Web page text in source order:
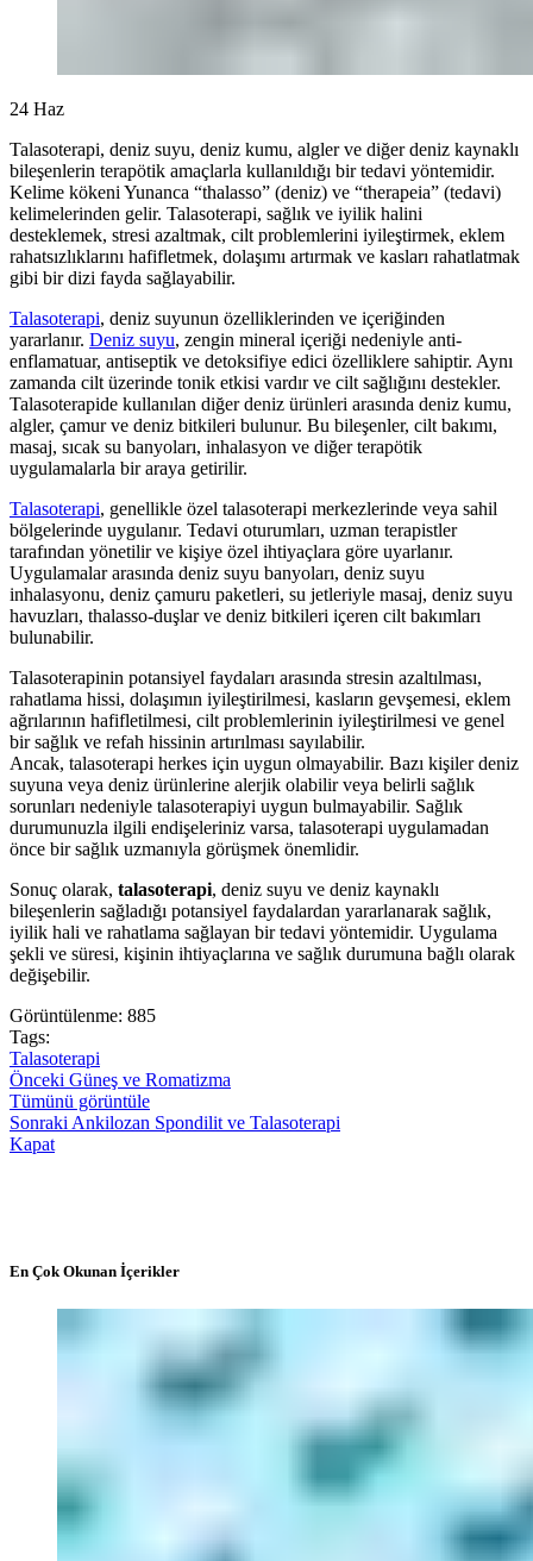
24 Haz
Talasoterapi, deniz suyu, deniz kumu, algler ve diğer deniz kaynaklı
bileşenlerin terapötik amaçlarla kullanıldığı bir tedavi yöntemidir.
Kelime kökeni Yunanca “thalasso” (deniz) ve “therapeia” (tedavi)
kelimelerinden gelir. Talasoterapi, sağlık ve iyilik halini
desteklemek, stresi azaltmak, cilt problemlerini iyileştirmek, eklem
rahatsızlıklarını hafifletmek, dolaşımı artırmak ve kasları rahatlatmak
gibi bir dizi fayda sağlayabilir.
Talasoterapi, deniz suyunun özelliklerinden ve içeriğinden
yararlanır. Deniz suyu, zengin mineral içeriği nedeniyle anti-
enflamatuar, antiseptik ve detoksifiye edici özelliklere sahiptir. Aynı
zamanda cilt üzerinde tonik etkisi vardır ve cilt sağlığını destekler.
Talasoterapide kullanılan diğer deniz ürünleri arasında deniz kumu,
algler, çamur ve deniz bitkileri bulunur. Bu bileşenler, cilt bakımı,
masaj, sıcak su banyoları, inhalasyon ve diğer terapötik
uygulamalarla bir araya getirilir.
Talasoterapi, genellikle özel talasoterapi merkezlerinde veya sahil
bölgelerinde uygulanır. Tedavi oturumları, uzman terapistler
tarafından yönetilir ve kişiye özel ihtiyaçlara göre uyarlanır.
Uygulamalar arasında deniz suyu banyoları, deniz suyu
inhalasyonu, deniz çamuru paketleri, su jetleriyle masaj, deniz suyu
havuzları, thalasso-duşlar ve deniz bitkileri içeren cilt bakımları
bulunabilir.
Talasoterapinin potansiyel faydaları arasında stresin azaltılması,
rahatlama hissi, dolaşımın iyileştirilmesi, kasların gevşemesi, eklem
ağrılarının hafifletilmesi, cilt problemlerinin iyileştirilmesi ve genel
bir sağlık ve refah hissinin artırılması sayılabilir.
Ancak, talasoterapi herkes için uygun olmayabilir. Bazı kişiler deniz
suyuna veya deniz ürünlerine alerjik olabilir veya belirli sağlık
sorunları nedeniyle talasoterapiyi uygun bulmayabilir. Sağlık
durumunuzla ilgili endişeleriniz varsa, talasoterapi uygulamadan
önce bir sağlık uzmanıyla görüşmek önemlidir.
Sonuç olarak, talasoterapi, deniz suyu ve deniz kaynaklı
bileşenlerin sağladığı potansiyel faydalardan yararlanarak sağlık,
iyilik hali ve rahatlama sağlayan bir tedavi yöntemidir. Uygulama
şekli ve süresi, kişinin ihtiyaçlarına ve sağlık durumuna bağlı olarak
değişebilir.
Görüntülenme: 885
Tags:
Talasoterapi
Önceki Güneş ve Romatizma
Tümünü görüntüle
Sonraki Ankilozan Spondilit ve Talasoterapi
Kapat
En Çok Okunan İçerikler